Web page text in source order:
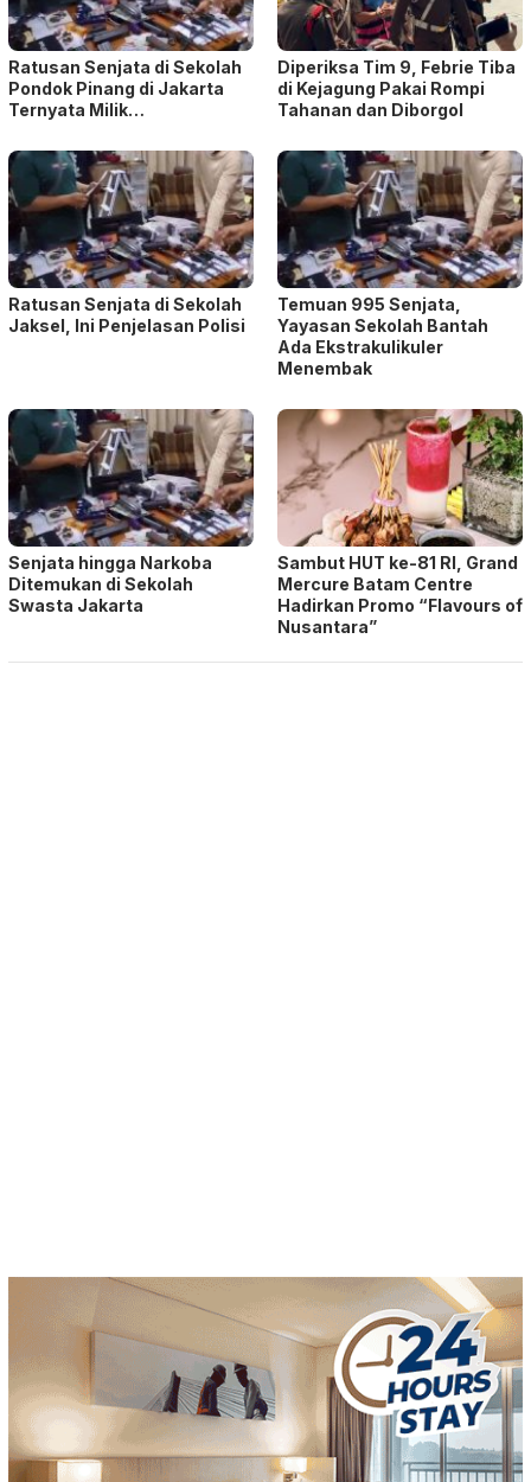
Ratusan Senjata di Sekolah
Pondok Pinang di Jakarta
Ternyata Milik…
Diperiksa Tim 9, Febrie Tiba
di Kejagung Pakai Rompi
Tahanan dan Diborgol
Ratusan Senjata di Sekolah
Jaksel, Ini Penjelasan Polisi
Temuan 995 Senjata,
Yayasan Sekolah Bantah
Ada Ekstrakulikuler
Menembak
Senjata hingga Narkoba
Ditemukan di Sekolah
Swasta Jakarta
Sambut HUT ke-81 RI, Grand
Mercure Batam Centre
Hadirkan Promo “Flavours of
Nusantara”